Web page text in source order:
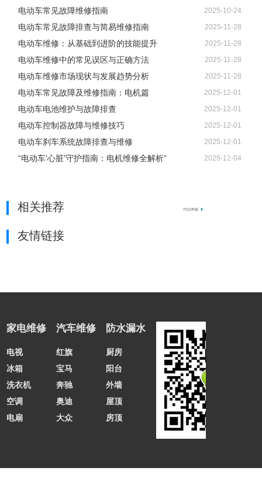
电动车常见故障维修指南 2025-10-24
电动车常见故障排查与简易维修指南 2025-11-28
电动车维修：从基础到进阶的技能提升 2025-11-28
电动车维修中的常见误区与正确方法 2025-11-28
电动车维修市场现状与发展趋势分析 2025-11-28
电动车常见故障及维修指南：电机篇 2025-12-01
电动车电池维护与故障排查 2025-12-01
电动车控制器故障与维修技巧 2025-12-01
电动车刹车系统故障排查与维修 2025-12-01
“电动车‘心脏’守护指南：电机维修全解析” 2025-12-04
相关推荐
友情链接
家电维修
电视
冰箱
洗衣机
空调
电扇
汽车维修
红旗
宝马
奔驰
奥迪
大众
防水漏水
厨房
阳台
外墙
屋顶
房顶